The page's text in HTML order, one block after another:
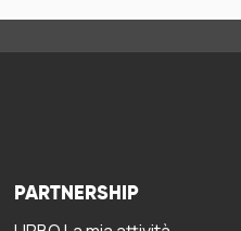
PARTNERSHIP